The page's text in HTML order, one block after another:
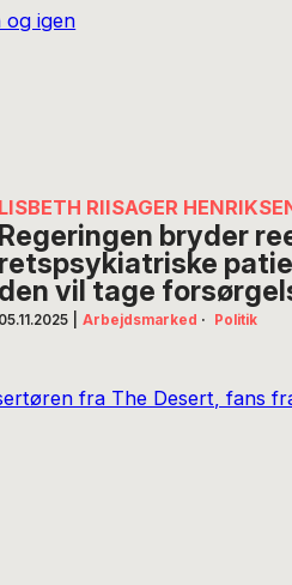
LISBETH RIISAGER
Regeringen bryder
retspsykiatriske
den vil tage
05.11.2025 Arbejdsmarked · Politik